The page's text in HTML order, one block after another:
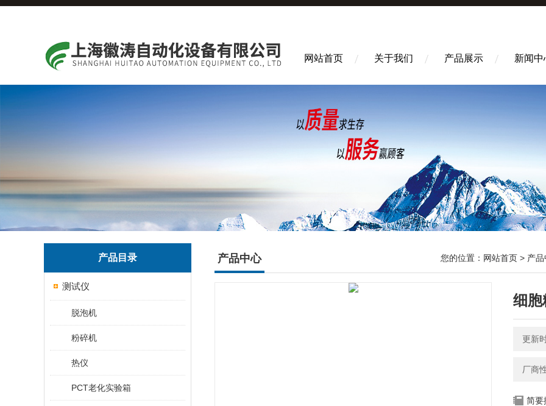
网站首页 关于我们 产品展示 新闻中
产品目录
测试仪
脱泡机
粉碎机
热仪
PCT老化实验箱
产品中心 您的位置： 网站首页 > 产
细胞
更新
厂商
简要